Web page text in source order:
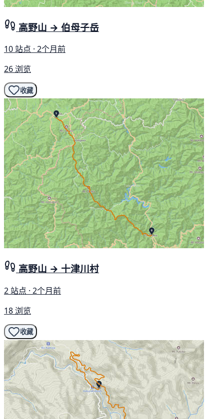
高野山 → 伯母子岳
10 站点 · 2个月前
26 浏览
收藏
高野山 → 十津川村
2 站点 · 2个月前
18 浏览
收藏